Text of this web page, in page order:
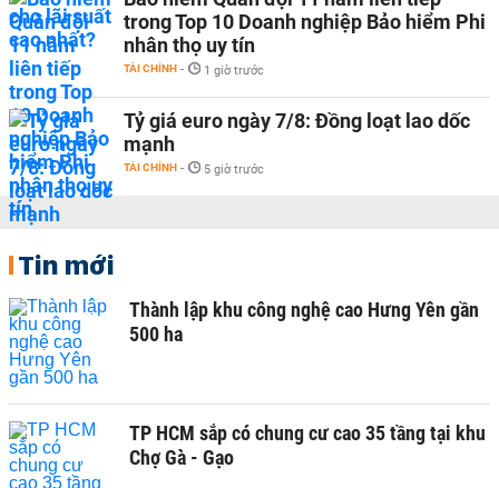
trong Top 10 Doanh nghiệp Bảo hiểm Phi
nhân thọ uy tín
TÀI CHÍNH - 1 giờ trước
Tỷ giá euro ngày 7/8: Đồng loạt lao dốc
mạnh
TÀI CHÍNH - 5 giờ trước
Tin mới
Thành lập khu công nghệ cao Hưng Yên gần
500 ha
TP HCM sắp có chung cư cao 35 tầng tại khu
Chợ Gà - Gạo